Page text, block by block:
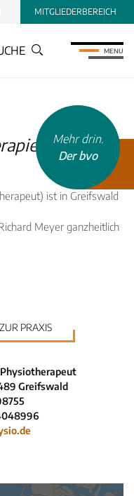
MITGLIEDERBEREICH
MENU
Richard
ist in Greifswald
Meyer ganzheitlich
PRAXIS
Greifswald
Mehr drin.
Der bvo